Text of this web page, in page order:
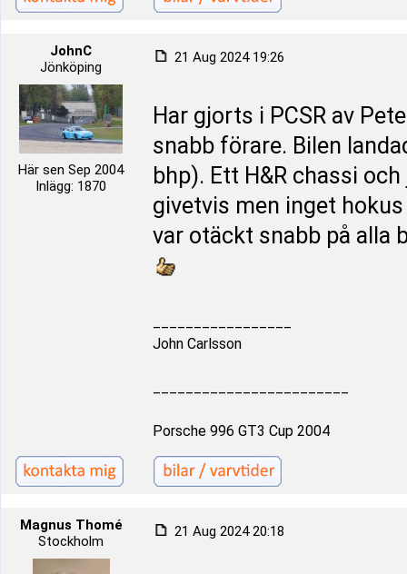
JohnC
Jönköping
Här sen Sep 2004
Inlägg: 1870
21 Aug 2024 19:26
Har gjorts i PCSR av
snabb förare. Bilen
bhp). Ett H&R chassi
givetvis men inget
var otäckt snabb på alla
John Carlsson
Porsche 996 GT3 Cup 2004
Magnus Thomé
Stockholm
21 Aug 2024 20:18